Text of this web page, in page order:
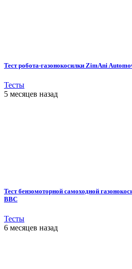
Тест робота-газонокосилки ZimAni
Тесты
5 месяцев назад
Тест бензомоторной самоходной
BBC
Тесты
6 месяцев назад